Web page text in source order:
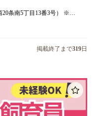
掲載終了まで319日